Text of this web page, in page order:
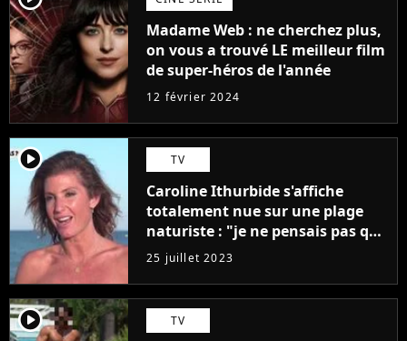
Madame Web : ne cherchez plus,
on vous a trouvé LE meilleur film
de super-héros de l'année
12 février 2024
player2 TV
Caroline Ithurbide s'affiche
totalement nue sur une plage
naturiste : "je ne pensais pas que
j'arriverais à le faire..."
25 juillet 2023
player2 TV